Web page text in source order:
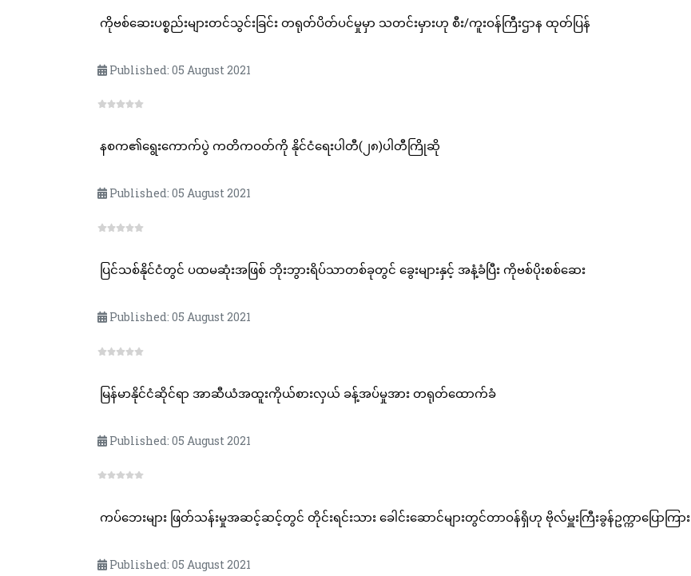
ကိုဗစ်ဆေးပစ္စည်းများတင်သွင်းခြင်း တရုတ်ပိတ်ပင်မှုမှာ သတင်းမှားဟု စီး/ကူးဝန်ကြီးဌာန ထုတ်ပြန်
Published: 05 August 2021
နစက၏ရွေးကောက်ပွဲ ကတိကဝတ်ကို နိုင်ငံရေးပါတီ(၂၈)ပါတီကြိုဆို
Published: 05 August 2021
ပြင်သစ်နိုင်ငံတွင် ပထမဆုံးအဖြစ် ဘိုးဘွားရိပ်သာတစ်ခုတွင် ခွေးများနှင့် အနံ့ခံပြီး ကိုဗစ်ပိုးစစ်ဆေး
Published: 05 August 2021
မြန်မာနိုင်ငံဆိုင်ရာ အာဆီယံအထူးကိုယ်စားလှယ် ခန့်အပ်မှုအား တရုတ်ထောက်ခံ
Published: 05 August 2021
ကပ်ဘေးများ ဖြတ်သန်းမှုအဆင့်ဆင့်တွင် တိုင်းရင်းသား ခေါင်းဆောင်များတွင်တာဝန်ရှိဟု ဗိုလ်မှူးကြီးခွန်ဥက္ကာပြောကြား
Published: 05 August 2021